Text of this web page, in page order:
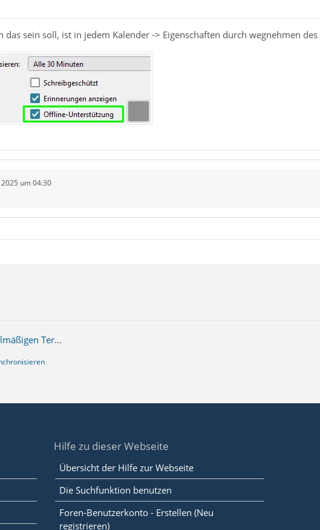
das sein soll, ist in jedem Kalender -> Eigenschaften durch wegnehmen
um 04:30
Offline Synchronisation von regelmäßigen Terminen mit Synology funktioniert nicht.
Hilfe zu dieser Webseite
Übersicht der Hilfe zur Webseite
Die Suchfunktion benutzen
Foren-Benutzerkonto - Erstellen (Neu
registrieren)